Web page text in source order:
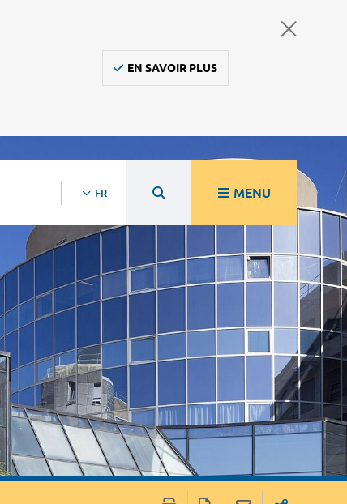
EN SAVOIR PLUS
FR MENU